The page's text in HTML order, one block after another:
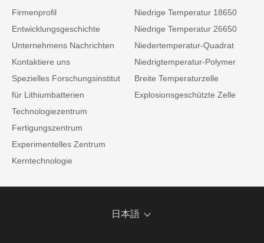
Firmenprofil
Entwicklungsgeschichte
Unternehmens Nachrichten
Kontaktiere uns
Spezielles Forschungsinstitut
für Lithiumbatterien
Technologiezentrum
Fertigungszentrum
Experimentelles Zentrum
Kerntechnologie
Niedrige Temperatur 18650
Niedrige Temperatur 26650
Niedertemperatur-Quadrat
Niedrigtemperatur-Polymer
Breite Temperaturzelle
Explosionsgeschützte Zelle
日本語